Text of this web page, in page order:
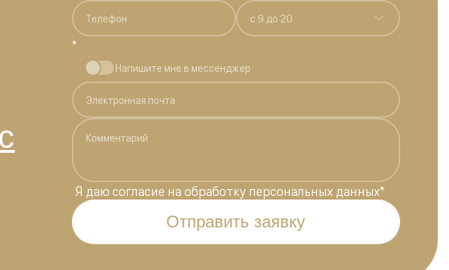
*
c 9 до 20
Напишите мне в мессенджер
Я даю согласие на обработку персональных данных*
Отправить заявку